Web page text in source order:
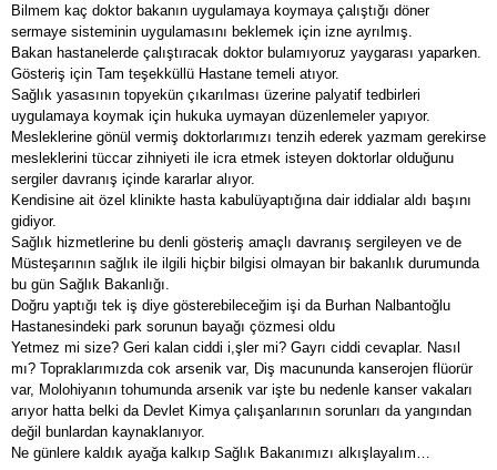
Bilmem kaç doktor bakanın uygulamaya koymaya çalıştığı döner
sermaye sisteminin uygulamasını beklemek için izne ayrılmış.
Bakan hastanelerde çalıştıracak doktor bulamıyoruz yaygarası yaparken.
Gösteriş için Tam teşekküllü Hastane temeli atıyor.
Sağlık yasasının topyekün çıkarılması üzerine palyatif tedbirleri
uygulamaya koymak için hukuka uymayan düzenlemeler yapıyor.
Mesleklerine gönül vermiş doktorlarımızı tenzih ederek yazmam gerekirse
mesleklerini tüccar zihniyeti ile icra etmek isteyen doktorlar olduğunu
sergiler davranış içinde kararlar alıyor.
Kendisine ait özel klinikte hasta kabulüyaptığına dair iddialar aldı başını
gidiyor.
Sağlık hizmetlerine bu denli gösteriş amaçlı davranış sergileyen ve de
Müsteşarının sağlık ile ilgili hiçbir bilgisi olmayan bir bakanlık durumunda
bu gün Sağlık Bakanlığı.
Doğru yaptığı tek iş diye gösterebileceğim işi da Burhan Nalbantoğlu
Hastanesindeki park sorunun bayağı çözmesi oldu
Yetmez mi size? Geri kalan ciddi i,şler mi? Gayrı ciddi cevaplar. Nasıl
mı? Topraklarımızda cok arsenik var, Diş macununda kanserojen flüorür
var, Molohiyanın tohumunda arsenik var işte bu nedenle kanser vakaları
arıyor hatta belki da Devlet Kimya çalışanlarının sorunları da yangından
değil bunlardan kaynaklanıyor.
Ne günlere kaldık ayağa kalkıp Sağlık Bakanımızı alkışlayalım…